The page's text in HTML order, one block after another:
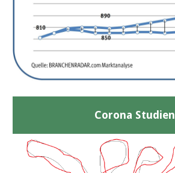
Corona Studien